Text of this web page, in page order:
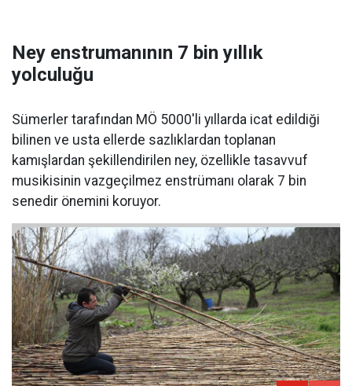
Ney enstrumanının 7 bin yıllık
yolculuğu
Sümerler tarafından MÖ 5000'li yıllarda icat edildiği
bilinen ve usta ellerde sazlıklardan toplanan
kamışlardan şekillendirilen ney, özellikle tasavvuf
musikisinin vazgeçilmez enstrümanı olarak 7 bin
senedir önemini koruyor.